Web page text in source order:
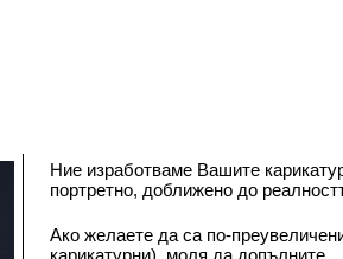
Ние изработваме Вашите
портретно, доближено до
Ако желаете да са по-